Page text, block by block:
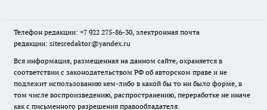
Телефон редакции: +7 922 275-86-30, электронная почта
редакции: sitesredaktor@yandex.ru
Вся информация, размещенная на данном сайте, охраняется в
соответствии с законодательством РФ об авторском праве и не
подлежит использованию кем-либо в какой бы то ни было форме, в
том числе воспроизведению, распространению, переработке не иначе
как с письменного разрешения правообладателя.